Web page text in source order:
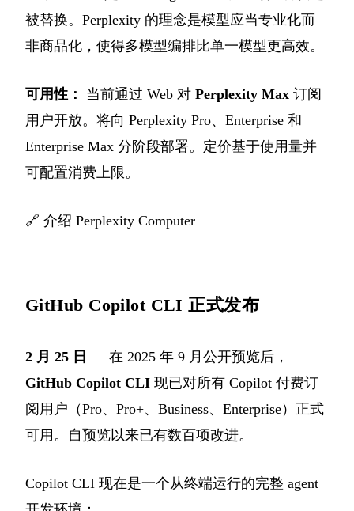
被替换。Perplexity 的理念是模型应当专业化而
非商品化，使得多模型编排比单一模型更高效。
可用性： 当前通过 Web 对 Perplexity Max 订阅
用户开放。将向 Perplexity Pro、Enterprise 和
Enterprise Max 分阶段部署。定价基于使用量并
可配置消费上限。
🔗 介绍 Perplexity Computer
GitHub Copilot CLI 正式发布
2 月 25 日 — 在 2025 年 9 月公开预览后，
GitHub Copilot CLI 现已对所有 Copilot 付费订
阅用户（Pro、Pro+、Business、Enterprise）正式
可用。自预览以来已有数百项改进。
Copilot CLI 现在是一个从终端运行的完整 agent